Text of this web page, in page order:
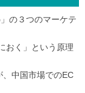
の３つのマーケテ
おく」という原理
中国市場でのEC